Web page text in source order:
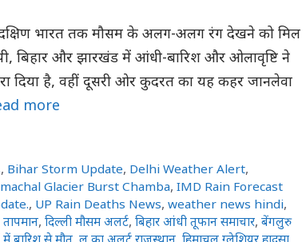
दक्षिण भारत तक मौसम के अलग-अलग रंग देखने को मिल
बिहार और झारखंड में आंधी-बारिश और ओलावृष्टि ने
दिया है, वहीं दूसरी ओर कुदरत का यह कहर जानलेवा
more
, Bihar Storm Update, Delhi Weather Alert,
Glacier Burst Chamba, IMD Rain Forecast
, UP Rain Deaths News, weather news hindi,
, दिल्ली मौसम अलर्ट, बिहार आंधी तूफान समाचार, बेंगलुरु